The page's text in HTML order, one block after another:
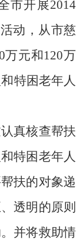
市开展2014
动，从市慈
元和120万
特困老年人
真核查帮扶
特困老年人
扶的对象递
透明的原则
并将救助情